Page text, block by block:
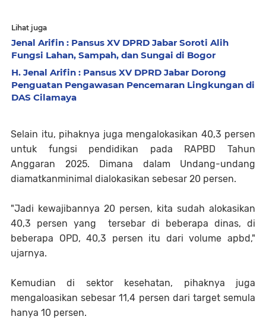
Lihat juga
Jenal Arifin : Pansus XV DPRD Jabar Soroti Alih
Fungsi Lahan, Sampah, dan Sungai di Bogor
H. Jenal Arifin : Pansus XV DPRD Jabar Dorong
Penguatan Pengawasan Pencemaran Lingkungan di
DAS Cilamaya
Selain itu, pihaknya juga mengalokasikan 40,3 persen
untuk fungsi pendidikan pada RAPBD Tahun
Anggaran 2025. Dimana dalam Undang-undang
diamatkanminimal dialokasikan sebesar 20 persen.
"Jadi kewajibannya 20 persen, kita sudah alokasikan
40,3 persen yang tersebar di beberapa dinas, di
beberapa OPD, 40,3 persen itu dari volume apbd,"
ujarnya.
Kemudian di sektor kesehatan, pihaknya juga
mengaloasikan sebesar 11,4 persen dari target semula
hanya 10 persen.